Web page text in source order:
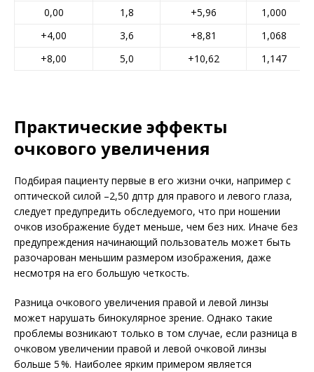
0,00
1,8 +5,96
1,000
+4,00
3,6 +8,81
1,068
+8,00
5,0 +10,62 1,147
Практические эффекты
очкового увеличения
Подбирая пациенту первые в его жизни очки, например с
оптической силой –2,50 дптр для правого и левого глаза,
следует предупредить обследуемого, что при ношении
очков изображение будет меньше, чем без них. Иначе без
предупреждения начинающий пользователь может быть
разочарован меньшим размером изображения, даже
несмотря на его большую четкость.
Разница очкового увеличения правой и левой линзы
может нарушать бинокулярное зрение. Однако такие
проблемы возникают только в том случае, если разница в
очковом увеличении правой и левой очковой линзы
больше 5 %. Наиболее ярким примером является